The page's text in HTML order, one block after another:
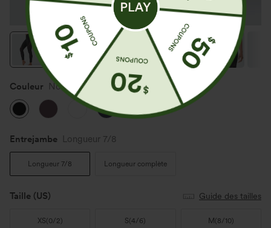
Couleur Noir
Entrejambe️ Longueur 7/8
Longueur 7/8 Longueur complète
Taille (US) Guide des tailles
XS(0/2) S(4/6) M (8/10)